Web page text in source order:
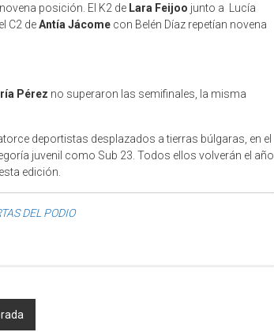
posición. El K2 de Lara Feijoo junto a Lucía
C2 deAntía Jácome con Belén Díaz repetían novena
Pérez no superaron las semifinales, la misma
deportistas desplazados a tierras búlgaras, en el
juvenil como Sub 23. Todos ellos volverán el año
edición.
DEL PODIO